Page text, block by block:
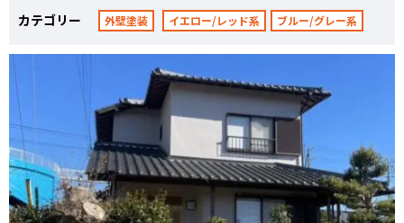
カテゴリー 外壁塗装 イエロー/レッド系 ブルー/グレー系